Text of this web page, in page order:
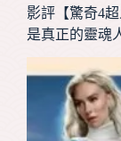
影評【驚奇4
是真正的靈魂